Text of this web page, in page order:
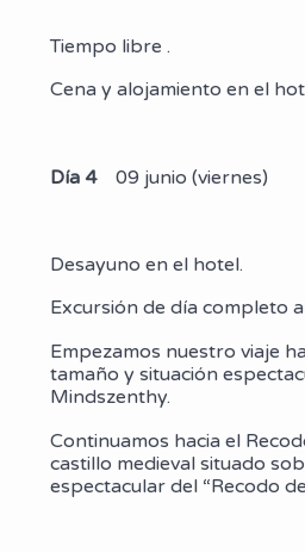
Tiempo libre .
Cena y alojamiento en el
Día 409 junio (viernes)
Desayuno en el hotel.
Excursión de día completo
Empezamos nuestro viaje
tamaño y situación
Mindszenthy.
Continuamos hacia el
castillo medieval situado
espectacular del “Recodo